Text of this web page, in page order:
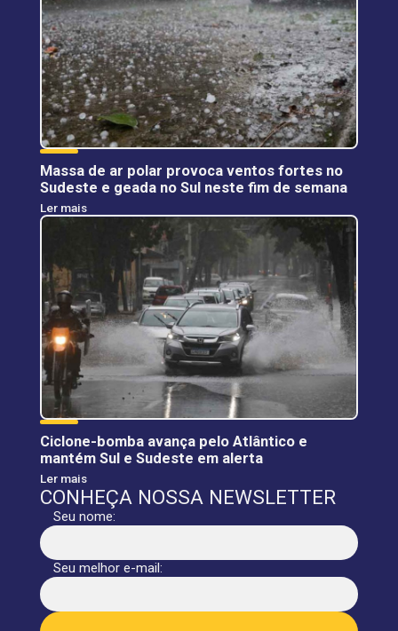
Massa de ar polar provoca ventos fortes no
Sudeste e geada no Sul neste fim de semana
Ler mais
Ciclone-bomba avança pelo Atlântico e
mantém Sul e Sudeste em alerta
Ler mais
CONHEÇA NOSSA NEWSLETTER
Seu nome:
Seu melhor e-mail: